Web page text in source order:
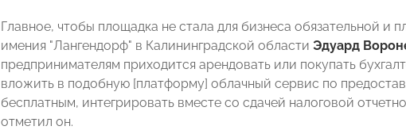
Главное, чтобы площадка не стала для бизнеса обязательной и
имения "Лангендорф" в Калининградской области Эдуард
предпринимателям приходится арендовать или покупать
вложить в подобную [платформу] облачный сервис по
бесплатным, интегрировать вместе со сдачей налоговой
отметил он.